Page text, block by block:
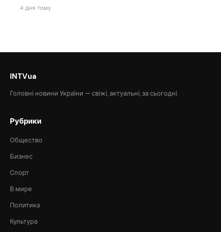
4 дня тому
INTVua
Головні новини України — свіжі, актуальні, за сьогодні.
Рубрики
Общество
Бизнес
Спорт
В мире
Политика
Культура